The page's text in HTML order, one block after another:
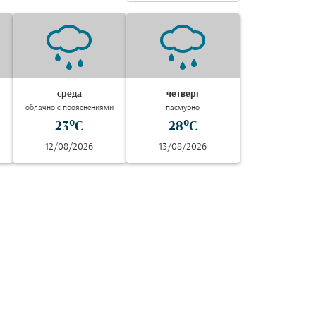
среда
облачно с прояснениями
23°C
12/08/2026
четверг
пасмурно
28°C
13/08/2026